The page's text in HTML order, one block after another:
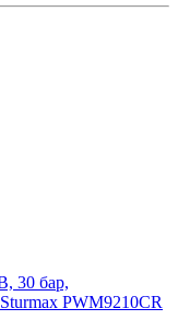
30 бар,
PWM9210CR